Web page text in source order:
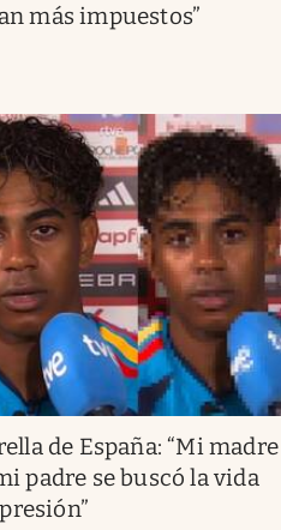
más impuestos”
de España: “Mi madre
padre se buscó la vida